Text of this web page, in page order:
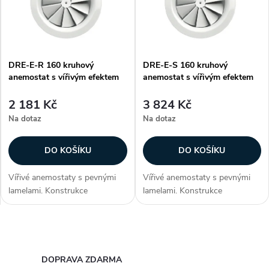
í
p
r
o
d
u
Abecedně
s
p
r
o
d
DRE-E-R 160 kruhový
anemostat s vířivým efektem
2 181 Kč
Na dotaz
DO KOŠÍKU
Vířivé anemostaty s pevnými
lamelami. Konstrukce
Anemostaty jsou vyrobeny z
jsou určeny pro...
DRE-E-S 160 kruhový
anemostat s vířivým efektem
3 824 Kč
Na dotaz
DO KOŠÍKU
Vířivé anemostaty s pevnými
lamelami. Konstrukce
Anemostaty jsou vyrobeny z
DOPRAVA ZDARMA